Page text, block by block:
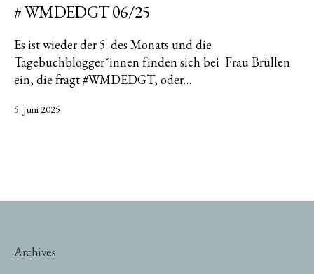
# WMDEDGT 06/25
Es ist wieder der 5. des Monats und die
Tagebuchblogger*innen finden sich bei Frau Brüllen
ein, die fragt #WMDEDGT, oder…
Veröffentlicht
5. Juni 2025
Archives